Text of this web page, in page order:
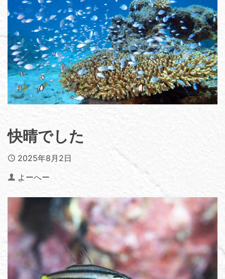
快晴でした
Published
2025年8月2日
Author
よーへー